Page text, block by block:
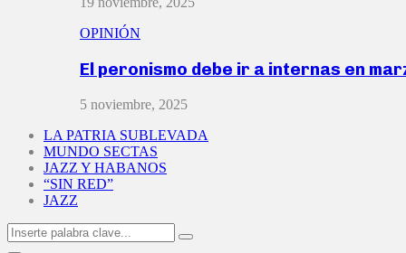
OPINIÓN
El peronismo debe ir a internas en
5 noviembre, 2025
LA PATRIA SUBLEVADA
MUNDO SECTAS
JAZZ Y HABANOS
“SIN RED”
JAZZ
Search
for:
Search